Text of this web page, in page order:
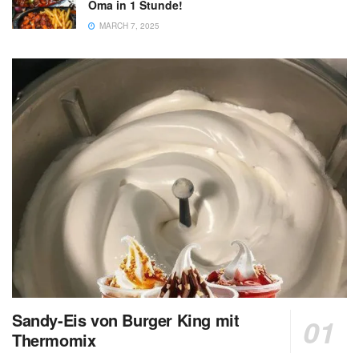
Oma in 1 Stunde!
MARCH 7, 2025
Sandy-Eis von Burger King mit
Thermomix